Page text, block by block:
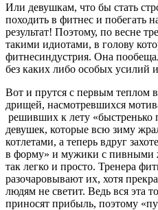
Или девушкам, что бы стать
походить в фитнес и побегать
результат! Поэтому, по весне
такими идиотами, в голову
фитнесиндустрия. Она
без каких либо особых усилий и
Вот и прутся с первым теплом
дрищей, насмотревшихся
решивших к лету «быстренько
девушек, которые всю зиму
котлетами, а теперь вдруг
в форму» и мужики с пивными
так легко и просто. Тренера
разочаровывают их, хотя
людям не светит. Ведь вся эта
приносят прибыль, поэтому